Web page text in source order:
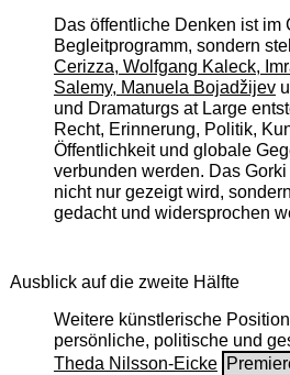
Das öffentliche Denken ist im
Begleitprogramm, sondern
Cerizza, Wolfgang Kaleck,
Salemy, Manuela Bojadžijev
und Dramaturgs at Large
Recht, Erinnerung, Politik,
Öffentlichkeit und globale
verbunden werden. Das
nicht nur gezeigt wird,
gedacht und widersprochen
Ausblick auf die zweite Hälfte
Weitere künstlerische
persönliche, politische und
Theda Nilsson-Eicke